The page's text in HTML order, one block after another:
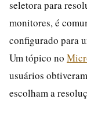
seletora para
monitores, é
configurado para
Um tópico no
usuários
escolham a